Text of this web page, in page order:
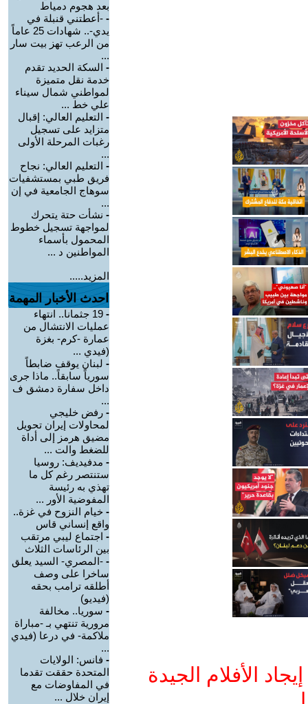
الأفلام الجيدة
بعد هجوم دمياط
- -أعطتني قنبلة في
يدي-.. شهادات 25 عاماً
من الرعب تهز بيت سار
...
- السكة الحديد تقدم
خدمة نقل متميزة
لمواطني شمال سيناء
علي خط ...
- التعليم العالي: إقبال
متزايد على تسجيل
رغبات المرحلة الأولى
...
- التعليم العالي: نجاح
فريق طبي بمستشفيات
سوهاج الجامعية في إن
...
- نشأت حتة يتحرك
لمواجهة تسجيل خطوط
المحمول بأسماء
المواطنين د ...
المزيد.....
احدث الأخبار المهمة
-
19 جثمانا.. انتهاء
عمليات الانتشال من
عمارة -كرم- بغزة
(فيدي ...
- لبنان يوقف ضابطاً
سورياً سابقاً.. ماذا جرى
داخل سفارة دمشق ف
...
- رفض خليجي
لمحاولات إيران تحويل
مضيق هرمز إلى أداة
للضغط والت ...
- مدفيديف: روسيا
ستنتصر رغم كل ما
تهذي به رئيسة
المفوضية الأور ...
- خيام النزوح في غزة..
واقع إنساني قاس
- اجتماع ليبي مرتقب
بين الرئاسات الثلاث
- -المصري- السيد يعلق
ساخرا على وصف
أطلقه ترامب بحقه
(فيديو)
- سوريا.. مخالفة
مرورية تنتهي بـ -مباراة
ملاكمة- في درعا (فيدي
...
- فانس: الولايات
المتحدة حققت تقدما
في المفاوضات مع
إيران خلال ...